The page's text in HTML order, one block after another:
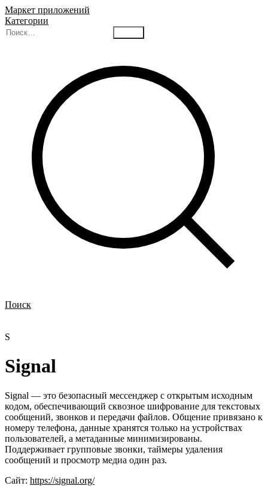
Маркет приложений
Категории
Поиск
S
Signal
Signal — это безопасный мессенджер с открытым исходным
кодом, обеспечивающий сквозное шифрование для текстовых
сообщений, звонков и передачи файлов. Общение привязано к
номеру телефона, данные хранятся только на устройствах
пользователей, а метаданные минимизированы.
Поддерживает групповые звонки, таймеры удаления
сообщений и просмотр медиа один раз.
Сайт: https://signal.org/